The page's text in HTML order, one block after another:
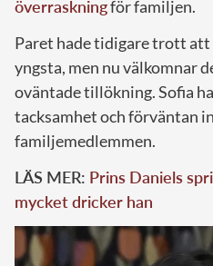
överraskningför familjen.
Paret hade tidigare trott att
yngsta, men nu välkomnar
oväntade tillökning. Sofia
tacksamhet och förväntan
familjemedlemmen.
LÄS MER: Prins Daniels
mycket dricker han